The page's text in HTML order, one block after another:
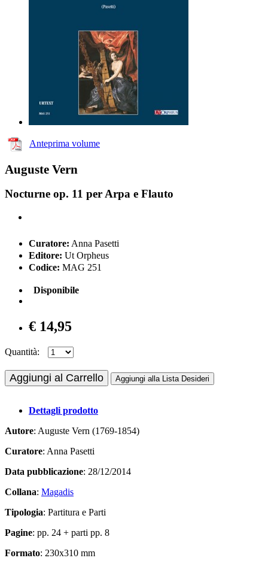
Anteprima volume
Auguste Vern
Nocturne op. 11 per Arpa e Flauto
Curatore: Anna Pasetti
Editore: Ut Orpheus
Codice: MAG 251
Disponibile
€ 14,95
Quantità:
Aggiungi al Carrello Aggiungi alla Lista Desideri
Dettagli prodotto
Autore: Auguste Vern (1769-1854)
Curatore: Anna Pasetti
Data pubblicazione: 28/12/2014
Collana: Magadis
Tipologia: Partitura e Parti
Pagine: pp. 24 + parti pp. 8
Formato: 230x310 mm